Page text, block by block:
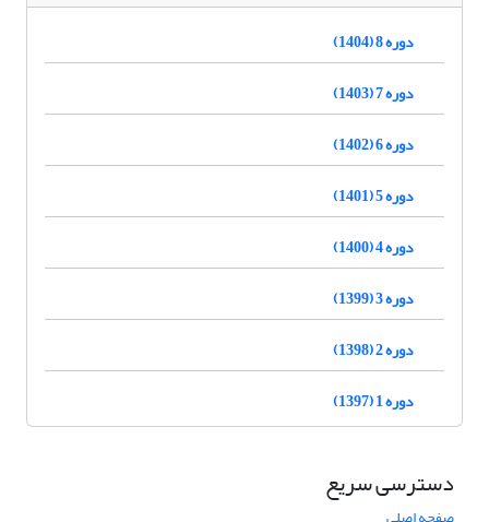
دوره 8 (1404)
دوره 7 (1403)
دوره 6 (1402)
دوره 5 (1401)
دوره 4 (1400)
دوره 3 (1399)
دوره 2 (1398)
دوره 1 (1397)
دسترسی سریع